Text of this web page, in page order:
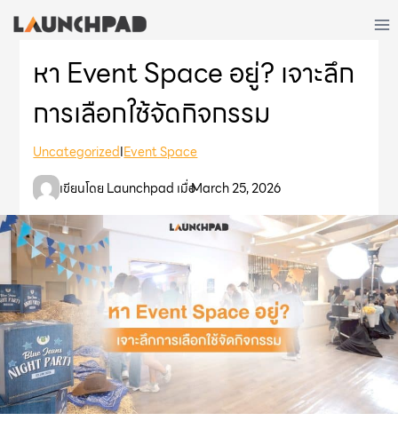
หา Event Space อยู่? เจาะลึก
การเลือกใช้จัดกิจกรรม
UncategorizedIEvent Space
เขียนโดย Launchpad เมื่อMarch 25, 2026